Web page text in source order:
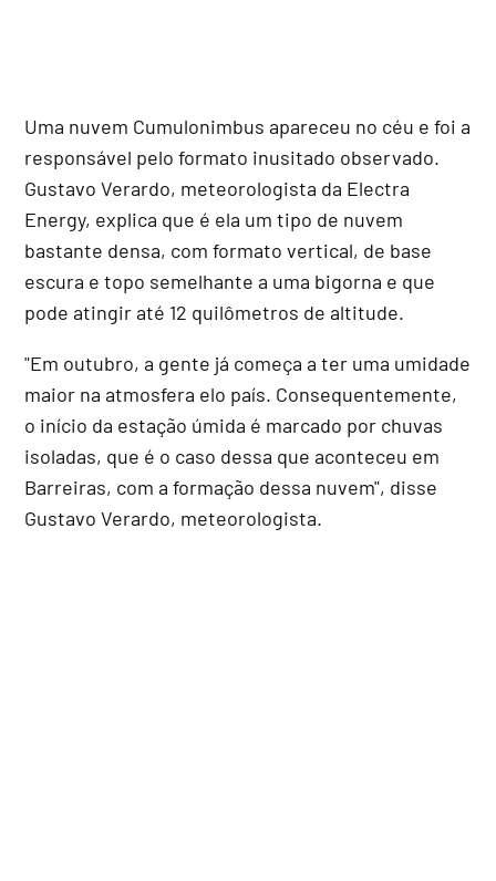
Uma nuvem Cumulonimbus apareceu no céu e foi a
responsável pelo formato inusitado observado.
Gustavo Verardo, meteorologista da Electra
Energy, explica que é ela um tipo de nuvem
bastante densa, com formato vertical, de base
escura e topo semelhante a uma bigorna e que
pode atingir até 12 quilômetros de altitude.
"Em outubro, a gente já começa a ter uma umidade
maior na atmosfera elo país. Consequentemente,
o início da estação úmida é marcado por chuvas
isoladas, que é o caso dessa que aconteceu em
Barreiras, com a formação dessa nuvem", disse
Gustavo Verardo, meteorologista.